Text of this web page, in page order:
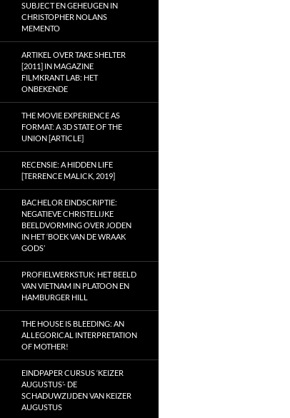
SUBJECT EN GEHEUGEN IN
CHRISTOPHER NOLANS
MEMENTO
ARTIKEL OVER TAKE SHELTER
[2011] IN MAGAZINE
FILMKRANT LAB: HET
ONBEKENDE
THE MOVIE EXPERIENCE AS
FORMAT: A 3D STATE OF THE
UNION [ARTICLE]
RECENSIE: A HIDDEN LIFE
[TERRENCE MALICK, 2019]
BACHELOR EINDSCRIPTIE:
NEGATIEVE CHRISTELIJKE
BEELDVORMING OVER JODEN
IN HET ‘BOEK VAN DE WRAAK
GODS’
PROFIELWERKSTUK: HET BEELD
VAN VIETNAM IN PLATOON EN
HAMBURGER HILL
THE HOUSE IS BLEEDING: AN
ALLEGORICAL INTERPRETATION
OF MOTHER!
EINDPAPER CURSUS ‘KEIZER
AUGUSTUS’- DE
SCHADUWZIJDEN VAN KEIZER
AUGUSTUS